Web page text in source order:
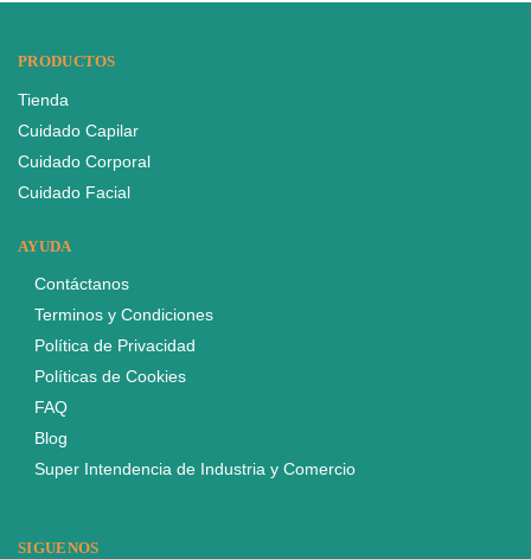
PRODUCTOS
Tienda
Cuidado Capilar
Cuidado Corporal
Cuidado Facial
AYUDA
Contáctanos
Terminos y Condiciones
Política de Privacidad
Políticas de Cookies
FAQ
Blog
Super Intendencia de Industria y Comercio
SIGUENOS